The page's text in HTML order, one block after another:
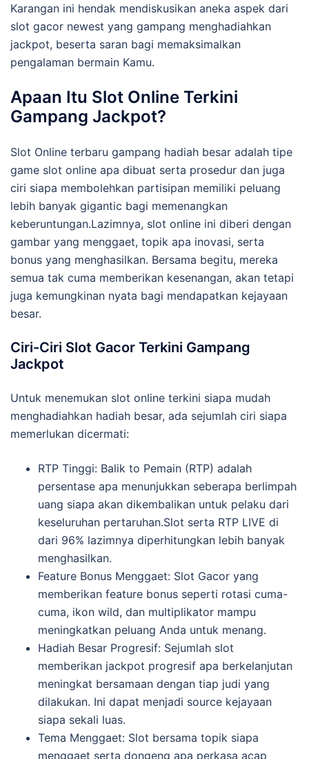
Karangan ini hendak mendiskusikan aneka aspek dari
slot gacor newest yang gampang menghadiahkan
jackpot, beserta saran bagi memaksimalkan
pengalaman bermain Kamu.
Apaan Itu Slot Online Terkini
Gampang Jackpot?
Slot Online terbaru gampang hadiah besar adalah tipe
game slot online apa dibuat serta prosedur dan juga
ciri siapa membolehkan partisipan memiliki peluang
lebih banyak gigantic bagi memenangkan
keberuntungan.Lazimnya, slot online ini diberi dengan
gambar yang menggaet, topik apa inovasi, serta
bonus yang menghasilkan. Bersama begitu, mereka
semua tak cuma memberikan kesenangan, akan tetapi
juga kemungkinan nyata bagi mendapatkan kejayaan
besar.
Ciri-Ciri Slot Gacor Terkini Gampang
Jackpot
Untuk menemukan slot online terkini siapa mudah
menghadiahkan hadiah besar, ada sejumlah ciri siapa
memerlukan dicermati:
RTP Tinggi: Balik to Pemain (RTP) adalah
persentase apa menunjukkan seberapa berlimpah
uang siapa akan dikembalikan untuk pelaku dari
keseluruhan pertaruhan.Slot serta RTP LIVE di
dari 96% lazimnya diperhitungkan lebih banyak
menghasilkan.
Feature Bonus Menggaet: Slot Gacor yang
memberikan feature bonus seperti rotasi cuma-
cuma, ikon wild, dan multiplikator mampu
meningkatkan peluang Anda untuk menang.
Hadiah Besar Progresif: Sejumlah slot
memberikan jackpot progresif apa berkelanjutan
meningkat bersamaan dengan tiap judi yang
dilakukan. Ini dapat menjadi source kejayaan
siapa sekali luas.
Tema Menggaet: Slot bersama topik siapa
menggaet serta dongeng apa perkasa acap